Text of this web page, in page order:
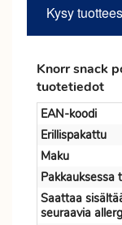
Kysy
Knorr snack
tuotetiedot
EAN-koodi
Erillispakattu
Maku
Pakkauksessa
Saattaa
seuraavia